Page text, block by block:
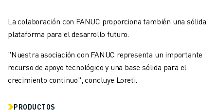
La colaboración con FANUC proporciona también una sólida
plataforma para el desarrollo futuro.
"Nuestra asociación con FANUC representa un importante
recurso de apoyo tecnológico y una base sólida para el
crecimiento continuo", concluye Loreti.
PRODUCTOS